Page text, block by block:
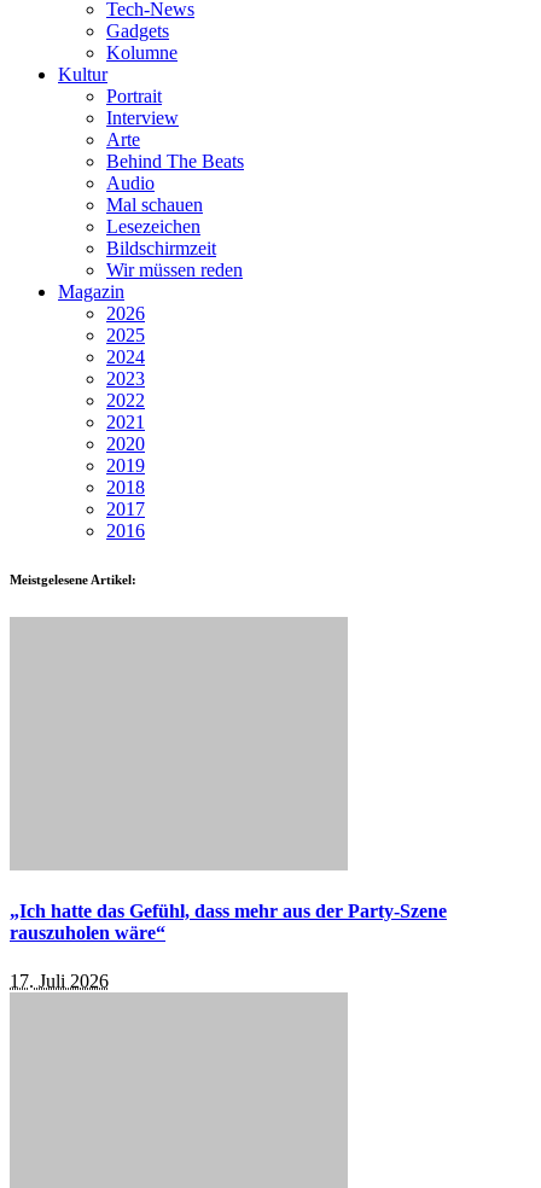
Tech-News
Gadgets
Kolumne
Kultur
Portrait
Interview
Arte
Behind The Beats
Audio
Mal schauen
Lesezeichen
Bildschirmzeit
Wir müssen reden
Magazin
2026
2025
2024
2023
2022
2021
2020
2019
2018
2017
2016
Meistgelesene Artikel:
„Ich hatte das Gefühl, dass mehr aus der Party-Szene
rauszuholen wäre“
17. Juli 2026